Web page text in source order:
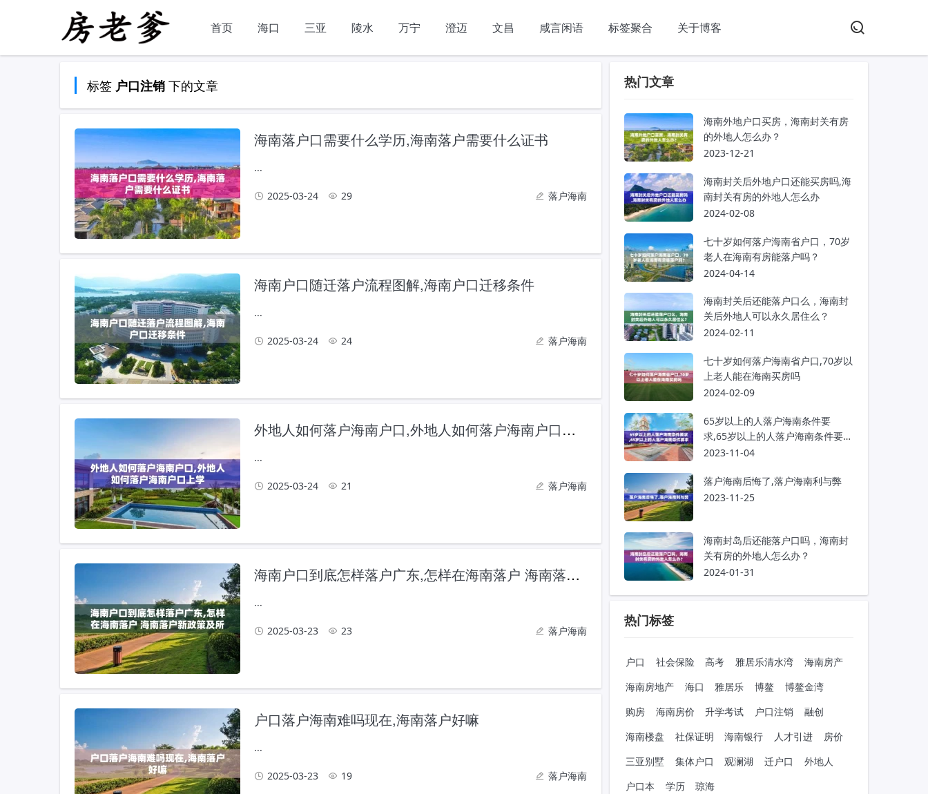
首页 海口 三亚 陵水 万宁 澄迈 文昌 咸言闲语 标签聚合 关于博客
标签 户口注销下的文章
海南落户口需要什么学历,海南落户需要什么证书
...
2025-03-24 29 落户海南
海南户口随迁落户流程图解,海南户口迁移条件
...
2025-03-24 24 落户海南
外地人如何落户海南户口,外地人如何落户海南户口上学
...
2025-03-24 21 落户海南
海南户口到底怎样落户广东,怎样在海南落户 海南落户新政策及所需资料
...
2025-03-23 23 落户海南
户口落户海南难吗现在,海南落户好嘛
...
2025-03-23 19 落户海南
热门文章
海南外地户口买房，海南封关有房
的外地人怎么办？
2023-12-21
海南封关后外地户口还能买房吗,海
南封关有房的外地人怎么办
2024-02-08
七十岁如何落户海南省户口，70岁
老人在海南有房能落户吗？
2024-04-14
海南封关后还能落户口么，海南封
关后外地人可以永久居住么？
2024-02-11
七十岁如何落户海南省户口,70岁以
上老人能在海南买房吗
2024-02-09
65岁以上的人落户海南条件要
求,65岁以上的人落户海南条件要求
是什么
2023-11-04
落户海南后悔了,落户海南利与弊
2023-11-25
海南封岛后还能落户口吗，海南封
关有房的外地人怎么办？
2024-01-31
热门标签
户口 社会保险 高考 雅居乐清水湾
海南房产
海南房地产
海口 雅居乐 博鳌
博鳌金湾
购房
海南房价 升学考试 户口注销
融创
海南楼盘
社保证明 海南银行 人才引进
房价
三亚别墅
集体户口 观澜湖 迁户口
外地人
户口本
学历 琼海